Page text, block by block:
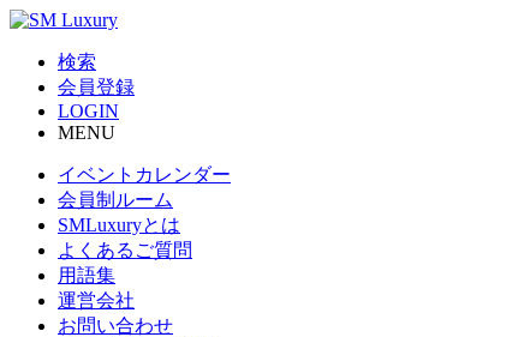
検索
会員登録
LOGIN
MENU
イベントカレンダー
会員制ルーム
SMLuxuryとは
よくあるご質問
用語集
運営会社
お問い合わせ